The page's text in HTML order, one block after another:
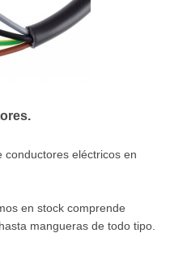
conductores eléctricos en
en stock comprende
mangueras de todo tipo.